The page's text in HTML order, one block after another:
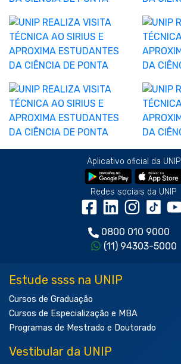
Aplicativo oficial da UNIP
Redes sociais da UNIP
0800 010 9000
(11) 94303-5000
Estude ssss na UNIP
Cursos de Graduação
Cursos de Especialização e MBA
Programas de Mestrado e Doutorado
Vestibular da UNIP